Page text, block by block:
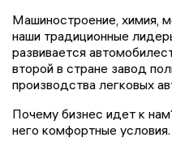
Машиностроение, химия,
наши традиционные
развивается
второй в стране завод
производства легковых
Почему бизнес идет к
него комфортные условия.